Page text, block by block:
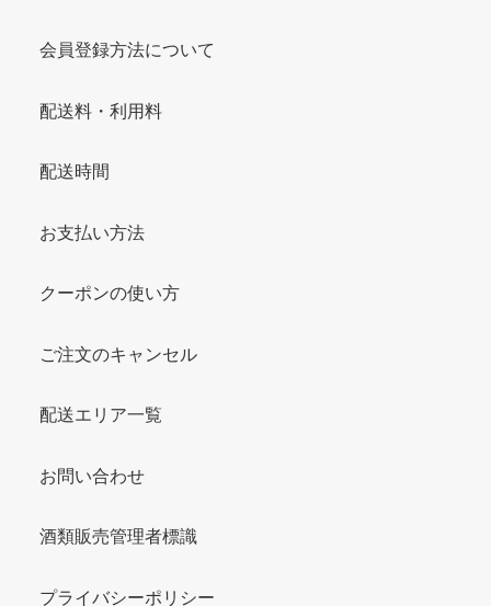
会員登録方法について
配送料・利用料
配送時間
お支払い方法
クーポンの使い方
ご注文のキャンセル
配送エリア一覧
お問い合わせ
酒類販売管理者標識
プライバシーポリシー